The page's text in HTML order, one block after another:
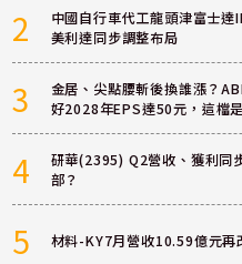
2
中國自行車代工龍頭津富士
美利達同步調整布局
3
金居、尖點腰斬後換誰漲？
好2028年EPS達50元，這檔
4
研華(2395) Q2營收、獲利同
部？
5 材料-KY7月營收10.59億元